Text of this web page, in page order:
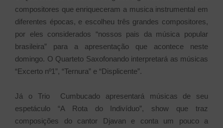
compositores que enriqueceram a musica instrumental em
diferentes épocas, e escolheu três grandes compositores,
por eles considerados “nossos pais da música popular
brasileira” para a apresentação que acontece neste
domingo. O Quarteto Saxofonando interpretará as músicas
“Excerto nº1”, “Ternura” e “Displicente”.
Já o Trio Cumbucado apresentará músicas de seu
espetáculo “A Rota do Indivíduo”, show que traz
composições do cantor Djavan e conta um pouco a